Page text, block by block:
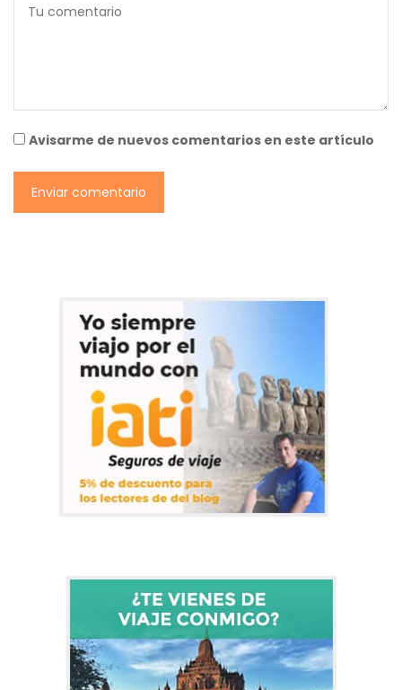
Avisarme de nuevos comentarios en este artículo